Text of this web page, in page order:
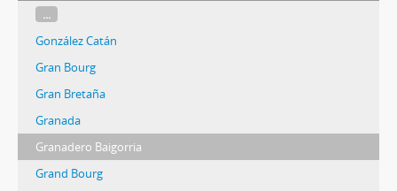
...
González Catán
Gran Bourg
Gran Bretaña
Granada
Granadero Baigorria
Grand Bourg